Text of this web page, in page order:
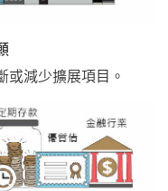
或減少擴展項目。